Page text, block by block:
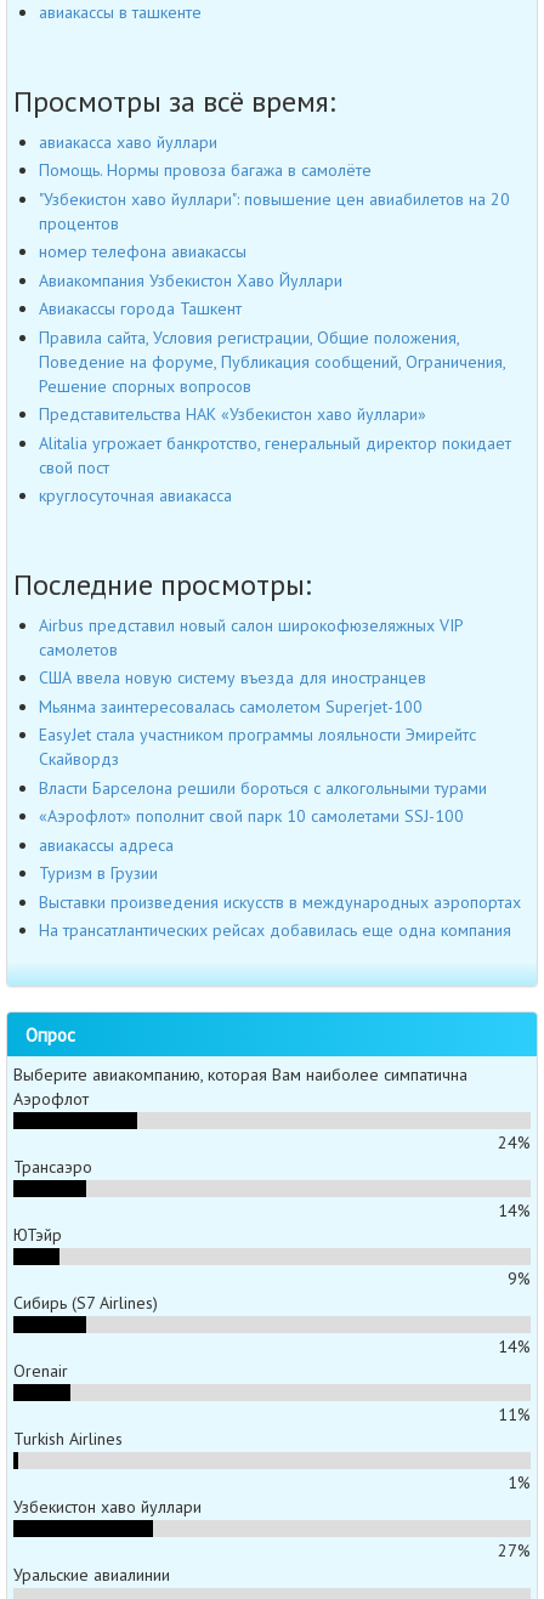
авиакассы в ташкенте
Просмотры за всё время:
авиакасса хаво йуллари
Помощь. Нормы провоза багажа в самолёте
"Узбекистон хаво йуллари": повышение цен авиабилетов на 20
процентов
номер телефона авиакассы
Авиакомпания Узбекистон Хаво Йуллари
Авиакассы города Ташкент
Правила сайта, Условия регистрации, Общие положения,
Поведение на форуме, Публикация сообщений, Ограничения,
Решение спорных вопросов
Представительства НАК «Узбекистон хаво йуллари»
Alitalia угрожает банкротство, генеральный директор покидает
свой пост
круглосуточная авиакасса
Последние просмотры:
Airbus представил новый салон широкофюзеляжных VIP
самолетов
США ввела новую систему въезда для иностранцев
Мьянма заинтересовалась самолетом Superjet-100
EasyJet стала участником программы лояльности Эмирейтс
Скайвордз
Власти Барселона решили бороться с алкогольными турами
«Аэрофлот» пополнит свой парк 10 самолетами SSJ-100
авиакассы адреса
Туризм в Грузии
Выставки произведения искусств в международных аэропортах
На трансатлантических рейсах добавилась еще одна компания
Опрос
Выберите авиакомпанию, которая Вам наиболее симпатична
Аэрофлот
24%
Трансаэро
14%
ЮТэйр
9%
Сибирь (S7 Airlines)
14%
Orenair
11%
Turkish Airlines
1%
Узбекистон хаво йуллари
27%
Уральские авиалинии